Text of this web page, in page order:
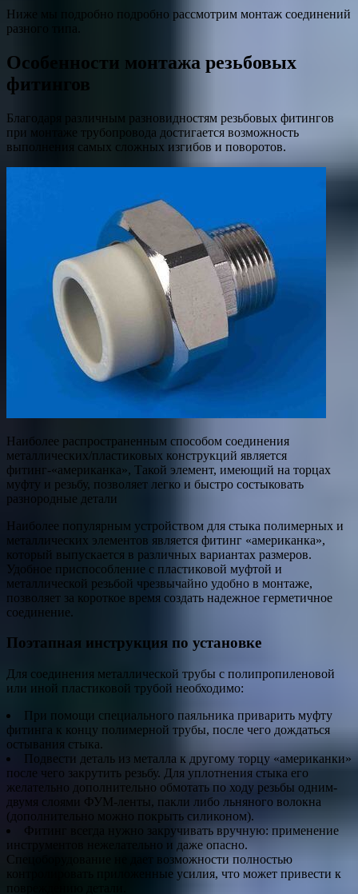
Ниже мы подробно подробно рассмотрим монтаж соединений
разного типа.
Особенности монтажа резьбовых
фитингов
Благодаря различным разновидностям резьбовых фитингов
при монтаже трубопровода достигается возможность
выполнения самых сложных изгибов и поворотов.
Наиболее распространенным способом соединения
металлических/пластиковых конструкций является
фитинг-«американка», Такой элемент, имеющий на торцах
муфту и резьбу, позволяет легко и быстро состыковать
разнородные детали
Наиболее популярным устройством для стыка полимерных и
металлических элементов является фитинг «американка»,
который выпускается в различных вариантах размеров.
Удобное приспособление с пластиковой муфтой и
металлической резьбой чрезвычайно удобно в монтаже,
позволяет за короткое время создать надежное герметичное
соединение.
Поэтапная инструкция по установке
Для соединения металлической трубы с полипропиленовой
или иной пластиковой трубой необходимо:
При помощи специального паяльника приварить муфту
фитинга к концу полимерной трубы, после чего дождаться
остывания стыка.
Подвести деталь из металла к другому торцу «американки»
после чего закрутить резьбу. Для уплотнения стыка его
желательно дополнительно обмотать по ходу резьбы одним-
двумя слоями ФУМ-ленты, пакли либо льняного волокна
(дополнительно можно покрыть силиконом).
Фитинг всегда нужно закручивать вручную: применение
инструментов нежелательно и даже опасно.
Спецоборудование не дает возможности полностью
контролировать приложенные усилия, что может привести к